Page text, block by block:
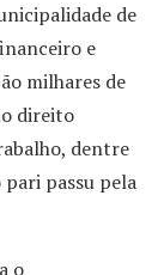
de
e
milhares de
direito
dentre
passu pela
o